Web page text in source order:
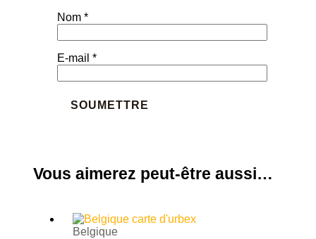
Nom *
E-mail *
Vous aimerez peut-être aussi…
Belgique